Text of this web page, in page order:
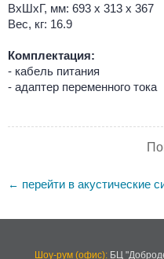
ВхШхГ, мм: 693 х 313 х 367
Вес, кг: 16.9
Комплектация:
- кабель питания
- адаптер переменного тока
← перейти в акустические
Шоу-рум (офис):БЦ